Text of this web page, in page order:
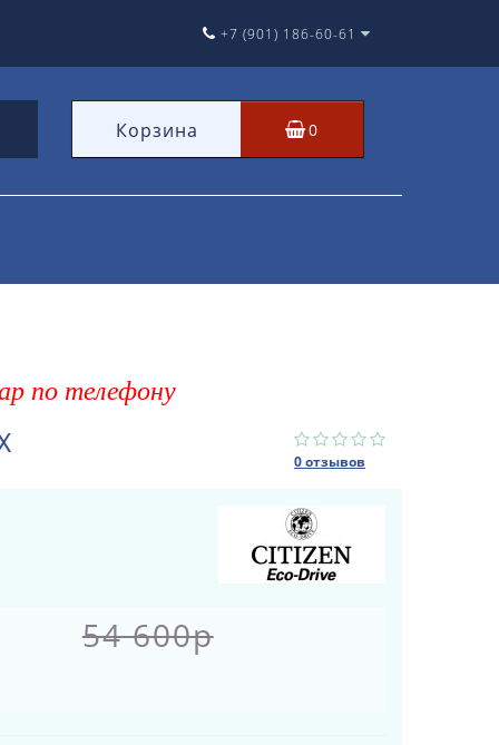
+7 (901) 186-60-61
Корзина 0
по телефону
0 отзывов
54 600р